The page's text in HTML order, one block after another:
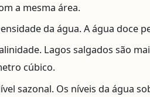
a mesma área.
da água.A água doce
Lagos salgados são
cúbico.
sazonal. Os níveis da água